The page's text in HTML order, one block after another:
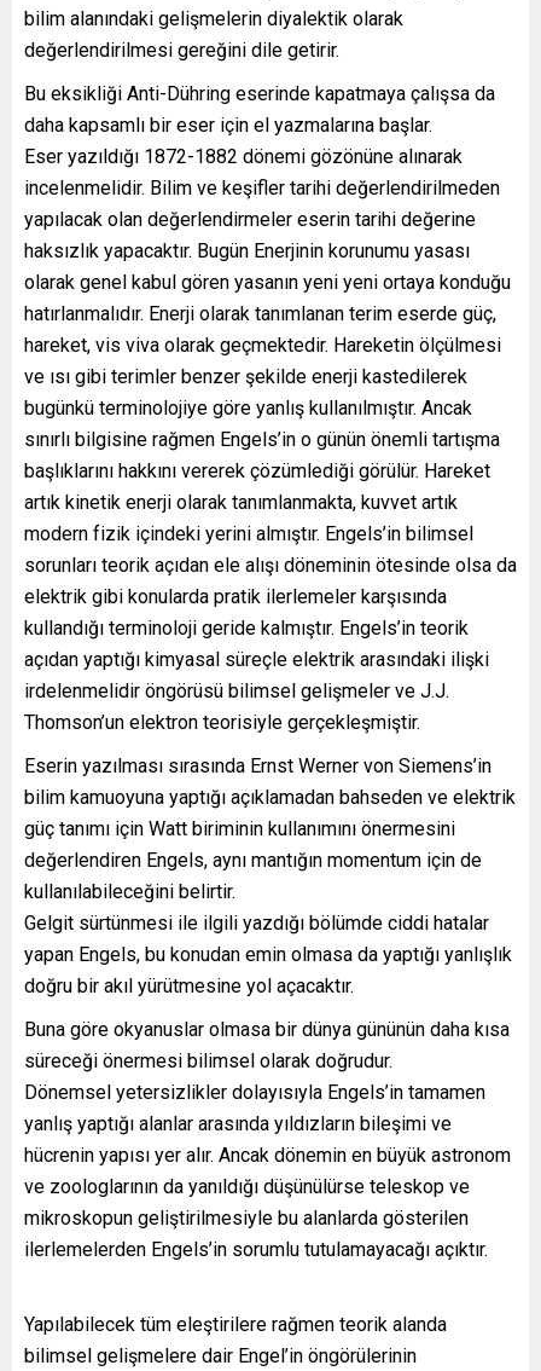
bilim alanındaki gelişmelerin diyalektik olarak
değerlendirilmesi gereğini dile getirir.
Bu eksikliği Anti-Dühring eserinde kapatmaya çalışsa da
daha kapsamlı bir eser için el yazmalarına başlar.
Eser yazıldığı 1872-1882 dönemi gözönüne alınarak
incelenmelidir. Bilim ve keşifler tarihi değerlendirilmeden
yapılacak olan değerlendirmeler eserin tarihi değerine
haksızlık yapacaktır. Bugün Enerjinin korunumu yasası
olarak genel kabul gören yasanın yeni yeni ortaya konduğu
hatırlanmalıdır. Enerji olarak tanımlanan terim eserde güç,
hareket, vis viva olarak geçmektedir. Hareketin ölçülmesi
ve ısı gibi terimler benzer şekilde enerji kastedilerek
bugünkü terminolojiye göre yanlış kullanılmıştır. Ancak
sınırlı bilgisine rağmen Engels’in o günün önemli tartışma
başlıklarını hakkını vererek çözümlediği görülür. Hareket
artık kinetik enerji olarak tanımlanmakta, kuvvet artık
modern fizik içindeki yerini almıştır. Engels’in bilimsel
sorunları teorik açıdan ele alışı döneminin ötesinde olsa da
elektrik gibi konularda pratik ilerlemeler karşısında
kullandığı terminoloji geride kalmıştır. Engels’in teorik
açıdan yaptığı kimyasal süreçle elektrik arasındaki ilişki
irdelenmelidir öngörüsü bilimsel gelişmeler ve J.J.
Thomson’un elektron teorisiyle gerçekleşmiştir.
Eserin yazılması sırasında Ernst Werner von Siemens’in
bilim kamuoyuna yaptığı açıklamadan bahseden ve elektrik
güç tanımı için Watt biriminin kullanımını önermesini
değerlendiren Engels, aynı mantığın momentum için de
kullanılabileceğini belirtir.
Gelgit sürtünmesi ile ilgili yazdığı bölümde ciddi hatalar
yapan Engels, bu konudan emin olmasa da yaptığı yanlışlık
doğru bir akıl yürütmesine yol açacaktır.
Buna göre okyanuslar olmasa bir dünya gününün daha kısa
süreceği önermesi bilimsel olarak doğrudur.
Dönemsel yetersizlikler dolayısıyla Engels’in tamamen
yanlış yaptığı alanlar arasında yıldızların bileşimi ve
hücrenin yapısı yer alır. Ancak dönemin en büyük astronom
ve zoologlarının da yanıldığı düşünülürse teleskop ve
mikroskopun geliştirilmesiyle bu alanlarda gösterilen
ilerlemelerden Engels’in sorumlu tutulamayacağı açıktır.
Yapılabilecek tüm eleştirilere rağmen teorik alanda
bilimsel gelişmelere dair Engel’in öngörülerinin